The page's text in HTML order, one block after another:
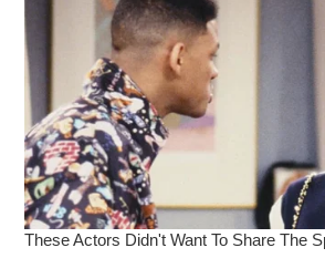
โบราณวัตถุในธีมพิเศษ 12 ครั้ง และกิ
รีส์ “Ming Dynasty Lecture
ตลอดระยะเวลาที่ผ่านมา งานนี้ได้รับเ
ทั้งในและต่างประเทศกว่า 270 ท่า
โดยมียอดผู้เข้าร่วมงานสะสมรวมกว่
นี้ ผลงานวิจัยทางวิชาการที่ตกผลึกจาก
การรวบรวมและตีพิมพ์แล้วถึง 10 เล่ม
ของเวทีนี้ในการก้าวสู่การเป็นแพลตฟ
สำหรับการศึกษาวิจัยและการแลกเปลี่ย